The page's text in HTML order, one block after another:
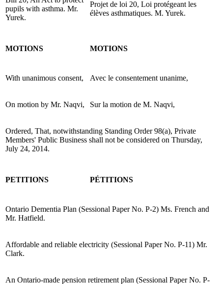
pupils with asthma. Mr.
Yurek.
Projet de loi 20, Loi protégeant les
élèves asthmatiques. M. Yurek.
MOTIONS MOTIONS
With unanimous consent, Avec le consentement unanime,
On motion by Mr. Naqvi, Sur la motion de M. Naqvi,
Ordered, That, notwithstanding Standing Order 98(a), Private
Members' Public Business shall not be considered on Thursday,
July 24, 2014.
PETITIONS PÉTITIONS
Ontario Dementia Plan (Sessional Paper No. P-2) Ms. French and
Mr. Hatfield.
Affordable and reliable electricity (Sessional Paper No. P-11) Mr.
Clark.
An Ontario-made pension retirement plan (Sessional Paper No. P-